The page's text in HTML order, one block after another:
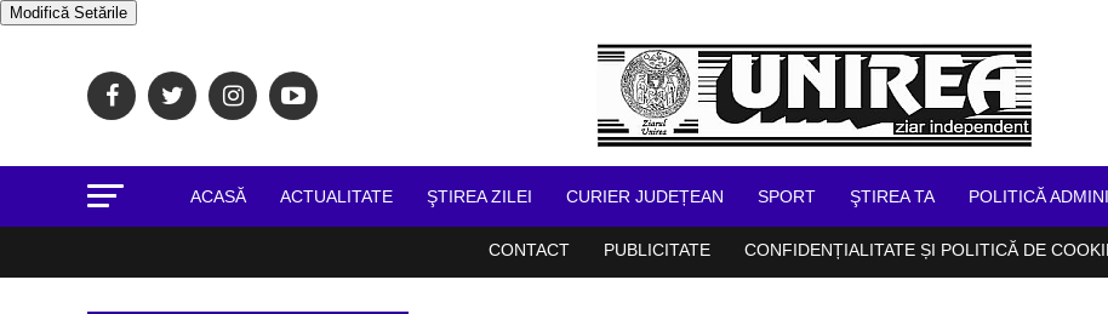
Modifică Setările
ACASĂ ACTUALITATE ŞTIREA ZILEI CURIER JUDEȚEAN SPORT ŞTIREA TA POLITICĂ
CONTACT PUBLICITATE CONFIDENȚIALITATE ȘI POLITICĂ DE